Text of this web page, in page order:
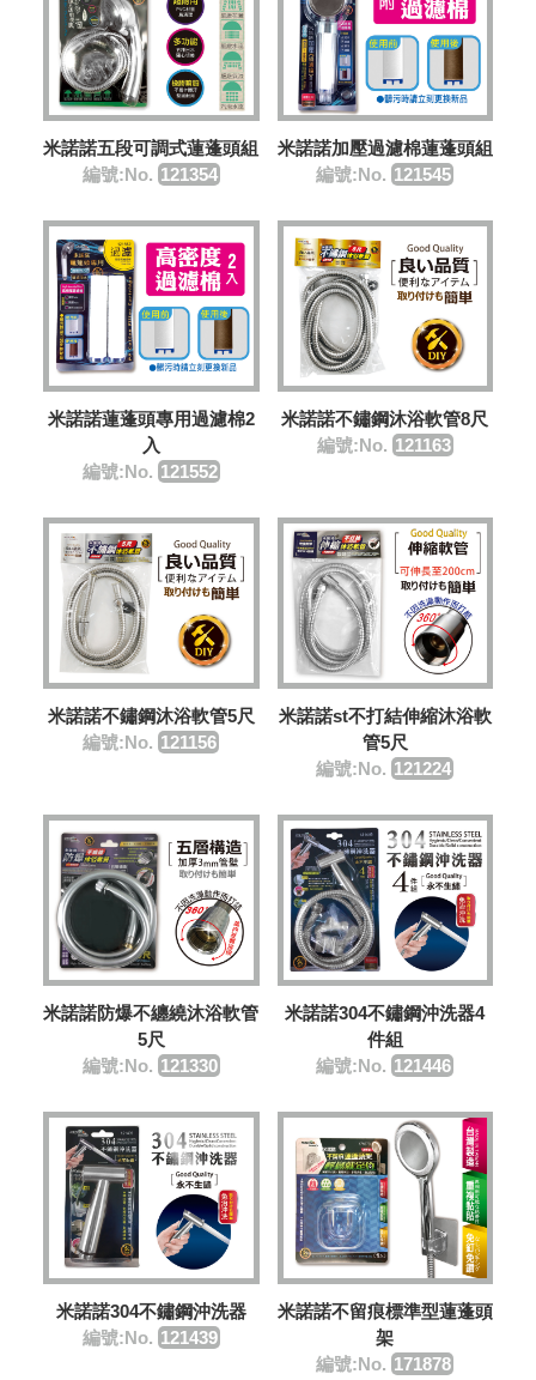
米諾諾五段可調式蓮蓬頭組
編號:No. 121354
米諾諾加壓過濾棉蓮蓬頭組
編號:No. 121545
米諾諾蓮蓬頭專用過濾棉2
入
編號:No. 121552
米諾諾不鏽鋼沐浴軟管8尺
編號:No. 121163
米諾諾不鏽鋼沐浴軟管5尺
編號:No. 121156
米諾諾st不打結伸縮沐浴軟
管5尺
編號:No. 121224
米諾諾防爆不纏繞沐浴軟管
5尺
編號:No. 121330
米諾諾304不鏽鋼沖洗器4
件組
編號:No. 121446
米諾諾304不鏽鋼沖洗器
編號:No. 121439
米諾諾不留痕標準型蓮蓬頭
架
編號:No. 171878